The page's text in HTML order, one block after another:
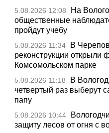
5.08.2026 12:08
На
общественные
пройдут учебу
5.08.2026 11:34
В
реконструкции открыли
Комсомольском парке
5.08.2026 11:18
В
четвертый раз выберут
папу
5.08.2026 10:44
защиту лесов от огня с